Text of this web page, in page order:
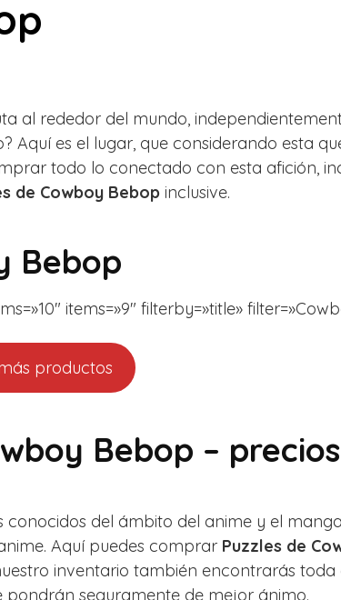
al rededor del mundo,
Aquí es el lugar, que considerando esta
todo lo conectado con esta afición,
de Cowboy Bebop inclusive.
Bebop
items=»9″ filterby=»title»
productos
Bebop –
del ámbito del anime y el
Aquí puedes comprar Puzzles de
inventario también encontrarás
pondrán seguramente de mejor ánimo.